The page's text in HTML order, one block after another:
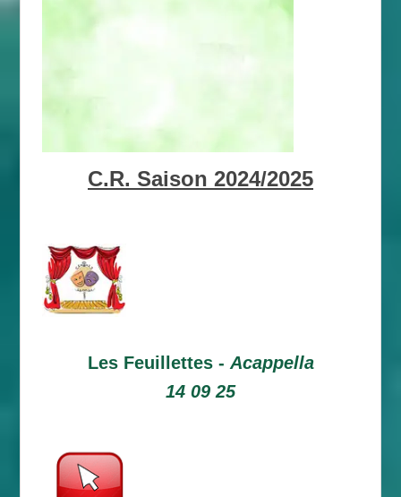
C.R. Saison 2024/2025
Les Feuillettes - Acappella
14 09 25